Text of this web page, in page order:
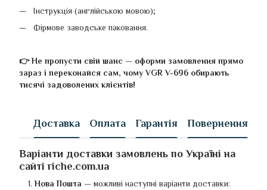
Інструкція (англійською мовою);
Фірмове заводське паковання.
👉 Не пропусти свій шанс — оформи замовлення прямо
зараз і переконайся сам, чому VGR V-696 обирають
тисячі задоволених клієнтів!
Доставка Оплата Гарантія Повернення
Варіанти доставки замовлень по Україні на
сайті riche.com.ua
Нова Пошта — можливі наступні варіанти доставки: